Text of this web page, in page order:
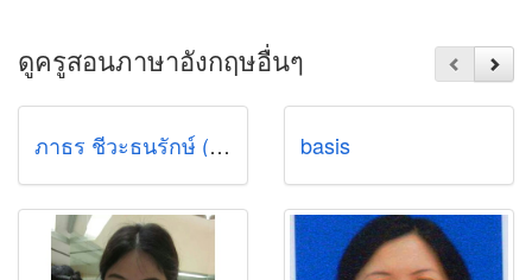
ดูครูสอนภาษาอังกฤษอื่นๆ
ภาธร ชีวะธนรักษ์ (จ๊อบ) basis